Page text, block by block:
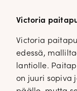
Victoria
Victoria
edessä,
lantiolle.
on juuri sopiva